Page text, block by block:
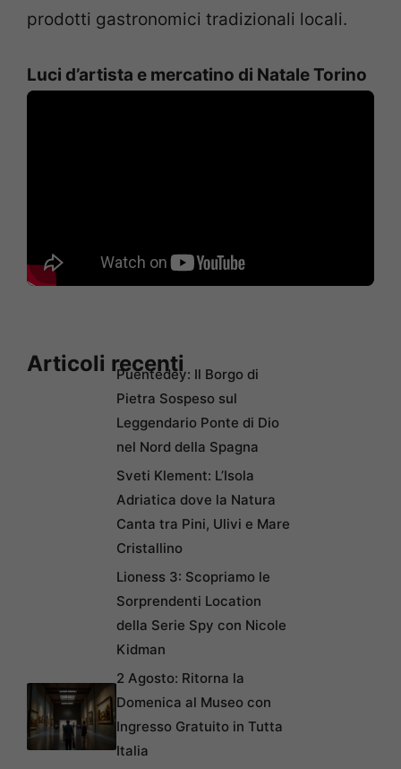
prodotti gastronomici tradizionali locali.
Luci d’artista e mercatino di Natale Torino
Articoli recentiPuentedey: Il Borgo di
Pietra Sospeso sul
Leggendario Ponte di Dio
nel Nord della Spagna
Sveti Klement: L’Isola
Adriatica dove la Natura
Canta tra Pini, Ulivi e Mare
Cristallino
Lioness 3: Scopriamo le
Sorprendenti Location
della Serie Spy con Nicole
Kidman
2 Agosto: Ritorna la
Domenica al Museo con
Ingresso Gratuito in Tutta
Italia